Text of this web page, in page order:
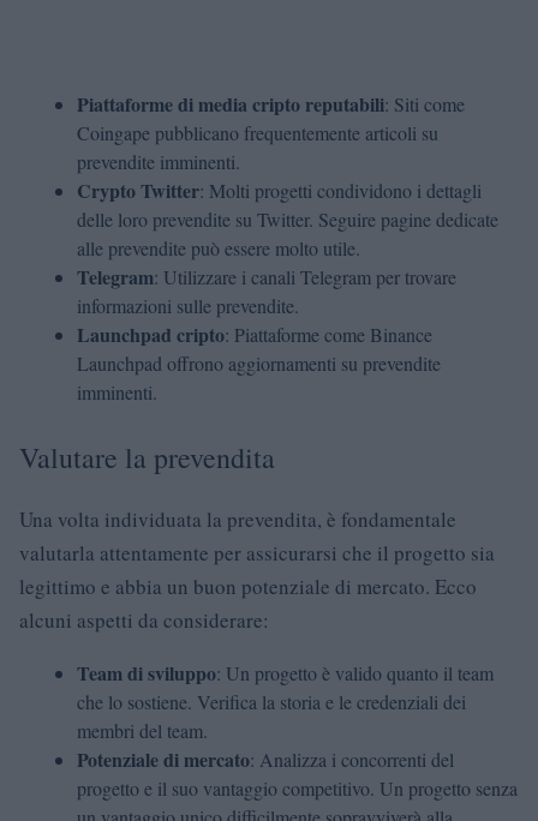
Piattaforme di media cripto reputabili: Siti come
Coingape pubblicano frequentemente articoli su
prevendite imminenti.
Crypto Twitter: Molti progetti condividono i dettagli
delle loro prevendite su Twitter. Seguire pagine dedicate
alle prevendite può essere molto utile.
Telegram: Utilizzare i canali Telegram per trovare
informazioni sulle prevendite.
Launchpad cripto: Piattaforme come Binance
Launchpad offrono aggiornamenti su prevendite
imminenti.
Valutare la prevendita
Una volta individuata la prevendita, è fondamentale
valutarla attentamente per assicurarsi che il progetto sia
legittimo e abbia un buon potenziale di mercato. Ecco
alcuni aspetti da considerare:
Team di sviluppo: Un progetto è valido quanto il team
che lo sostiene. Verifica la storia e le credenziali dei
membri del team.
Potenziale di mercato: Analizza i concorrenti del
progetto e il suo vantaggio competitivo. Un progetto senza